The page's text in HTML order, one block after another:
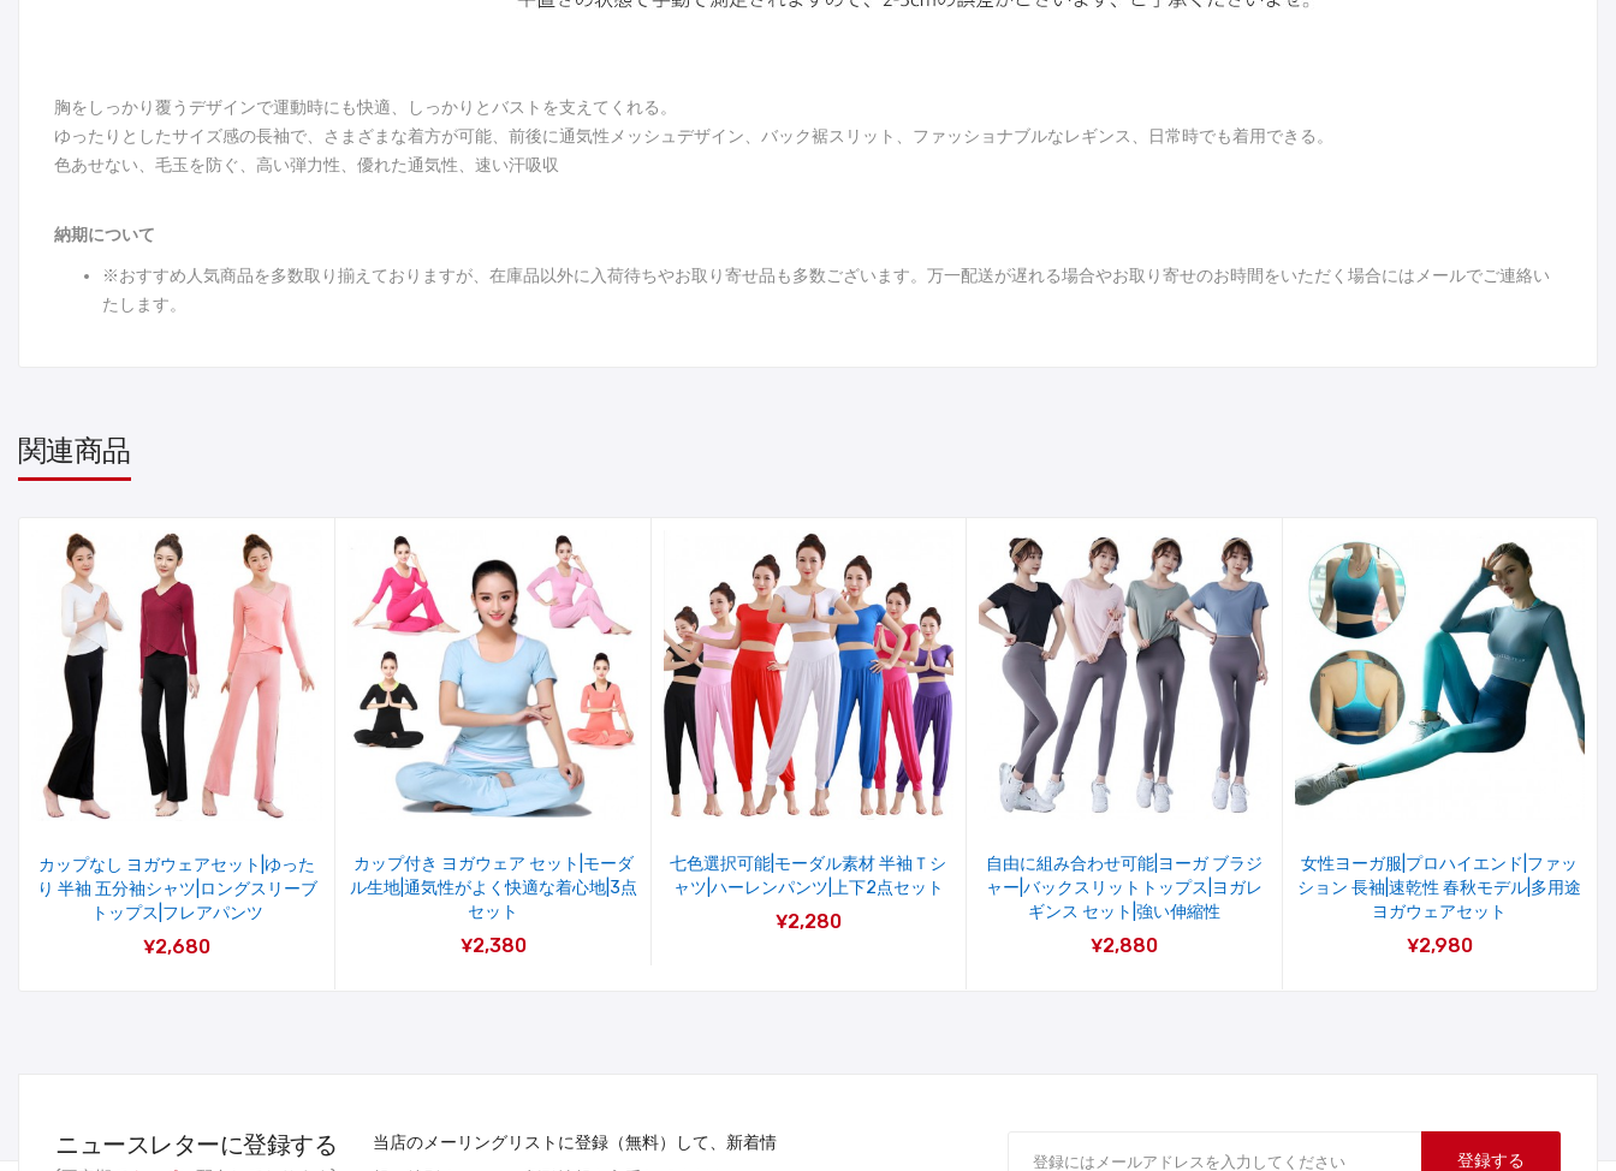
胸をしっかり覆うデザインで運動時にも快適、しっかりとバストを支えてくれる。
ゆったりとしたサイズ感の長袖で、さまざまな着方が可能、前後に通気性メッシュデザイン、バック裾スリット、ファッショナブルなレギンス、日常時でも着用できる。
色あせない、毛玉を防ぐ、高い弾力性、優れた通気性、速い汗吸収
納期について
※おすすめ人気商品を多数取り揃えておりますが、在庫品以外に入荷待ちやお取り寄せ品も多数ございます。万一配送が遅れる場合やお取り寄せのお時間をいただく場合にはメールでご連絡い
たします。
関連商品
カップなし ヨガウェアセット|ゆった
り 半袖 五分袖シャツ|ロングスリーブ
トップス|フレアパンツ
¥2,680
カップ付き ヨガウェア セット|モーダ
ル生地|通気性がよく快適な着心地|3点
セット
¥2,380
七色選択可能|モーダル素材 半袖Ｔシ
ャツ|ハーレンパンツ|上下2点セット
¥2,280
自由に組み合わせ可能|ヨーガ ブラジ
ャー|バックスリットトップス|ヨガレ
ギンス セット|強い伸縮性
¥2,880
女性ヨーガ服|プロハイエンド|ファッ
ション 長袖|速乾性 春秋モデル|多用途
ヨガウェアセット
¥2,980
ニュースレターに登録する
当店のメーリングリストに登録（無料）して、新着情
登録する